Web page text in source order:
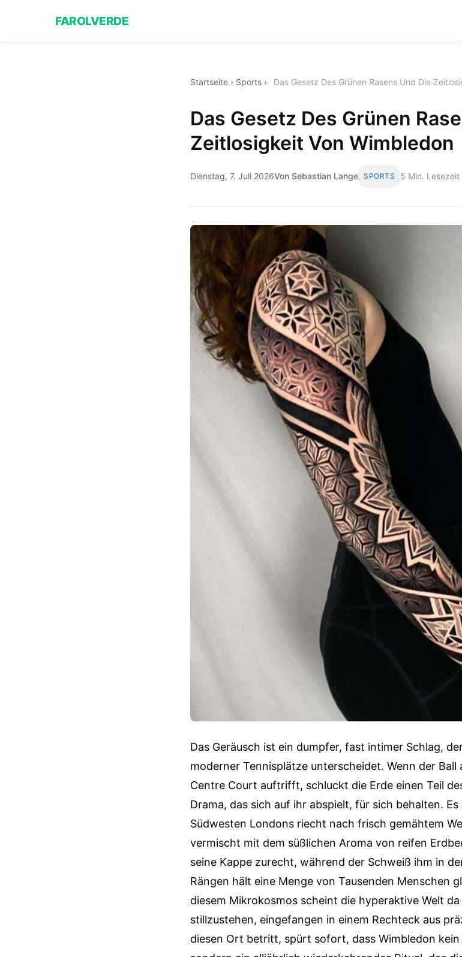
FAROLVERDE
Startseite › Sports › Das Gesetz Des Grünen Rasens Und Die
Das Gesetz Des Grünen
Zeitlosigkeit Von Wimbledon
Dienstag, 7. Juli 2026Von Sebastian Lange SPORTS 5 Min. Lesezeit
Das Geräusch ist ein dumpfer, fast intimer Schlag,
moderner Tennisplätze unterscheidet. Wenn der
Centre Court auftrifft, schluckt die Erde einen Teil
Drama, das sich auf ihr abspielt, für sich behalten.
Südwesten Londons riecht nach frisch gemähtem
vermischt mit dem süßlichen Aroma von reifen
seine Kappe zurecht, während der Schweiß ihm in
Rängen hält eine Menge von Tausenden Menschen
diesem Mikrokosmos scheint die hyperaktive Welt
stillzustehen, eingefangen in einem Rechteck aus
diesen Ort betritt, spürt sofort, dass Wimbledon